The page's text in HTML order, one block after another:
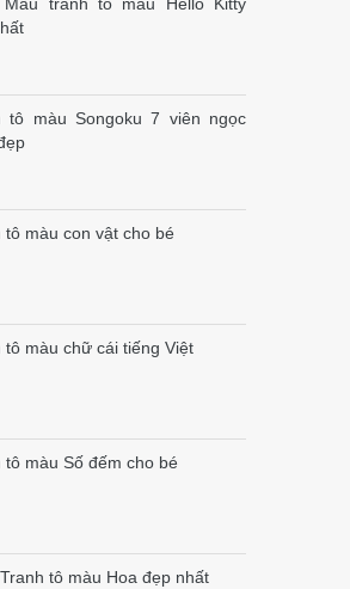
Mẫu tranh tô màu Hello Kitty
tô màu Songoku 7 viên ngọc
tô màu con vật cho bé
tô màu chữ cái tiếng Việt
tô màu Số đếm cho bé
tô màu Hoa đẹp nhất